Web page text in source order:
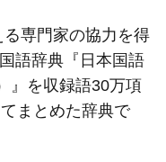
専門家の協力を得
語辞典『日本国語
』を収録語30万項
まとめた辞典で